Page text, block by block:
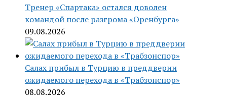
Тренер «Спартака» остался доволен
командой после разгрома «Оренбурга»
09.08.2026
Салах прибыл в Турцию в преддверии
ожидаемого перехода в «Трабзонспор»
08.08.2026